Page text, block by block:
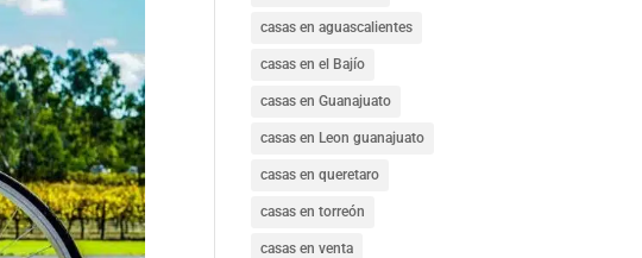
casas en aguascalientes
casas en el Bajío
casas en Guanajuato
casas en Leon guanajuato
casas en queretaro
casas en torreón
casas en venta